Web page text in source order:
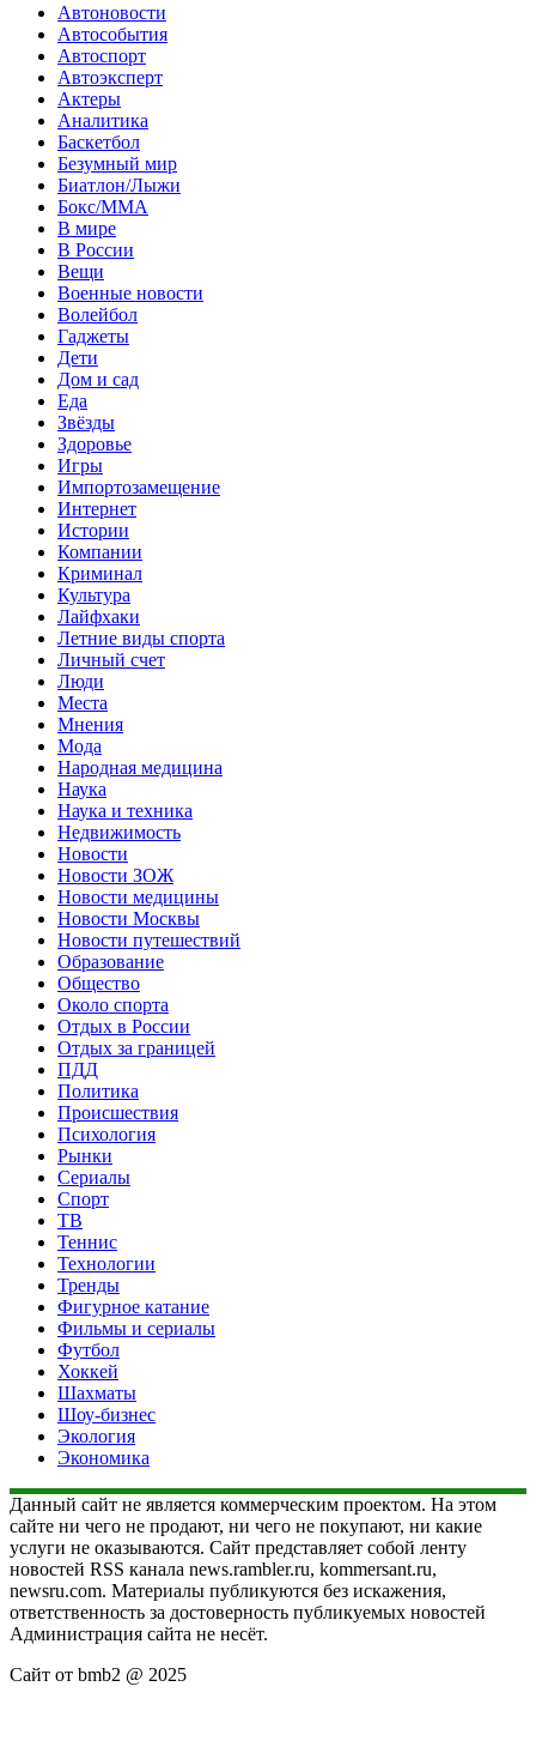
Автоновости
Автособытия
Автоспорт
Автоэксперт
Актеры
Аналитика
Баскетбол
Безумный мир
Биатлон/Лыжи
Бокс/MMA
В мире
В России
Вещи
Военные новости
Волейбол
Гаджеты
Дети
Дом и сад
Еда
Звёзды
Здоровье
Игры
Импортозамещение
Интернет
Истории
Компании
Криминал
Культура
Лайфхаки
Летние виды спорта
Личный счет
Люди
Места
Мнения
Мода
Народная медицина
Наука
Наука и техника
Недвижимость
Новости
Новости ЗОЖ
Новости медицины
Новости Москвы
Новости путешествий
Образование
Общество
Около спорта
Отдых в России
Отдых за границей
ПДД
Политика
Происшествия
Психология
Рынки
Сериалы
Спорт
ТВ
Теннис
Технологии
Тренды
Фигурное катание
Фильмы и сериалы
Футбол
Хоккей
Шахматы
Шоу-бизнес
Экология
Экономика
Данный сайт не является коммерческим проектом. На этом
сайте ни чего не продают, ни чего не покупают, ни какие
услуги не оказываются. Сайт представляет собой ленту
новостей RSS канала news.rambler.ru, kommersant.ru,
newsru.com. Материалы публикуются без искажения,
ответственность за достоверность публикуемых новостей
Администрация сайта не несёт.
Сайт от bmb2 @ 2025